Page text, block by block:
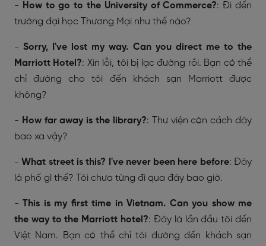
- How to go to the University of Commerce?: Đi đến
trường đại học Thương Mại như thế nào?
- Sorry, I've lost my way. Can you direct me to the
Marriott Hotel?: Xin lỗi, tôi bị lạc đường rồi. Bạn có thể
chỉ đường cho tôi đến khách sạn Marriott được
không?
- How far away is the library?: Thư viện còn cách đây
bao xa vậy?
-What street is this? I've never been here before: Đây
là phố gì thế? Tôi chưa từng đi qua đây bao giờ.
-This is my first time in Vietnam. Can you show me
the way to the Marriott hotel?: Đây là lần đầu tôi đến
Việt Nam. Bạn có thể chỉ tôi đường đến khách sạn